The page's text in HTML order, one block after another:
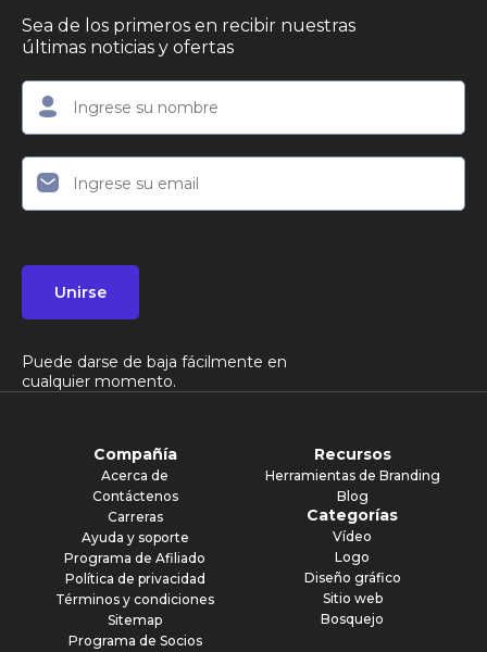
Sea de los primeros en recibir nuestras
últimas noticias y ofertas
Unirse
Puede darse de baja fácilmente en
cualquier momento.
Compañía
Acerca de
Contáctenos
Carreras
Ayuda y soporte
Programa de Afiliado
Política de privacidad
Términos y condiciones
Sitemap
Programa de Socios
Recursos
Herramientas de Branding
Blog
Categorías
Vídeo
Logo
Diseño gráfico
Sitio web
Bosquejo